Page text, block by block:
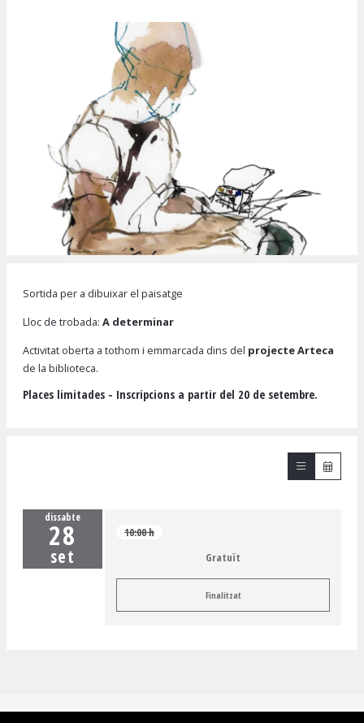
Sortida per a dibuixar el paisatge
Lloc de trobada: A determinar
Activitat oberta a tothom i emmarcada dins del projecte Arteca
de la biblioteca.
Places limitades - Inscripcions a partir del 20 de setembre.
dissabte
28
set
10:00 h
Gratuït
Finalitzat